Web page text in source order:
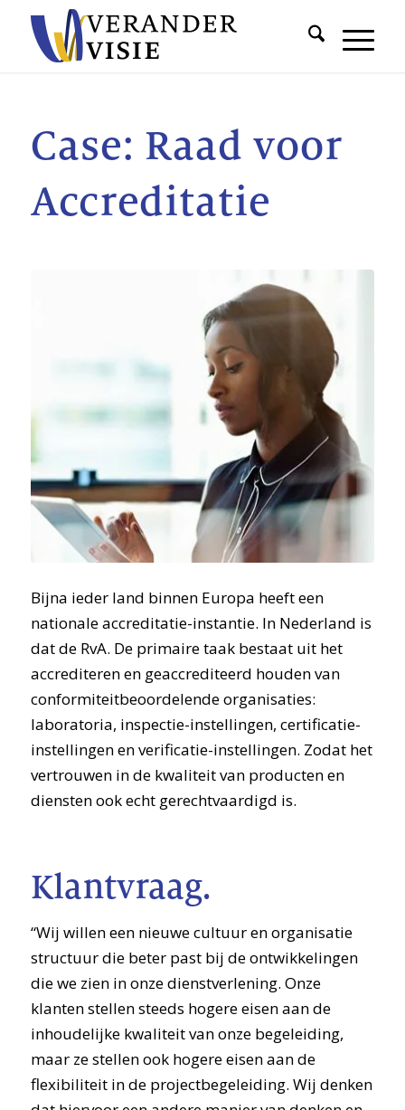
Case: Raad voor
Accreditatie
Bijna ieder land binnen Europa heeft een
nationale accreditatie-instantie. In Nederland is
dat de RvA. De primaire taak bestaat uit het
accrediteren en geaccrediteerd houden van
conformiteitbeoordelende organisaties:
laboratoria, inspectie-instellingen, certificatie-
instellingen en verificatie-instellingen. Zodat het
vertrouwen in de kwaliteit van producten en
diensten ook echt gerechtvaardigd is.
Klantvraag.
“Wij willen een nieuwe cultuur en organisatie
structuur die beter past bij de ontwikkelingen
die we zien in onze dienstverlening. Onze
klanten stellen steeds hogere eisen aan de
inhoudelijke kwaliteit van onze begeleiding,
maar ze stellen ook hogere eisen aan de
flexibiliteit in de projectbegeleiding. Wij denken